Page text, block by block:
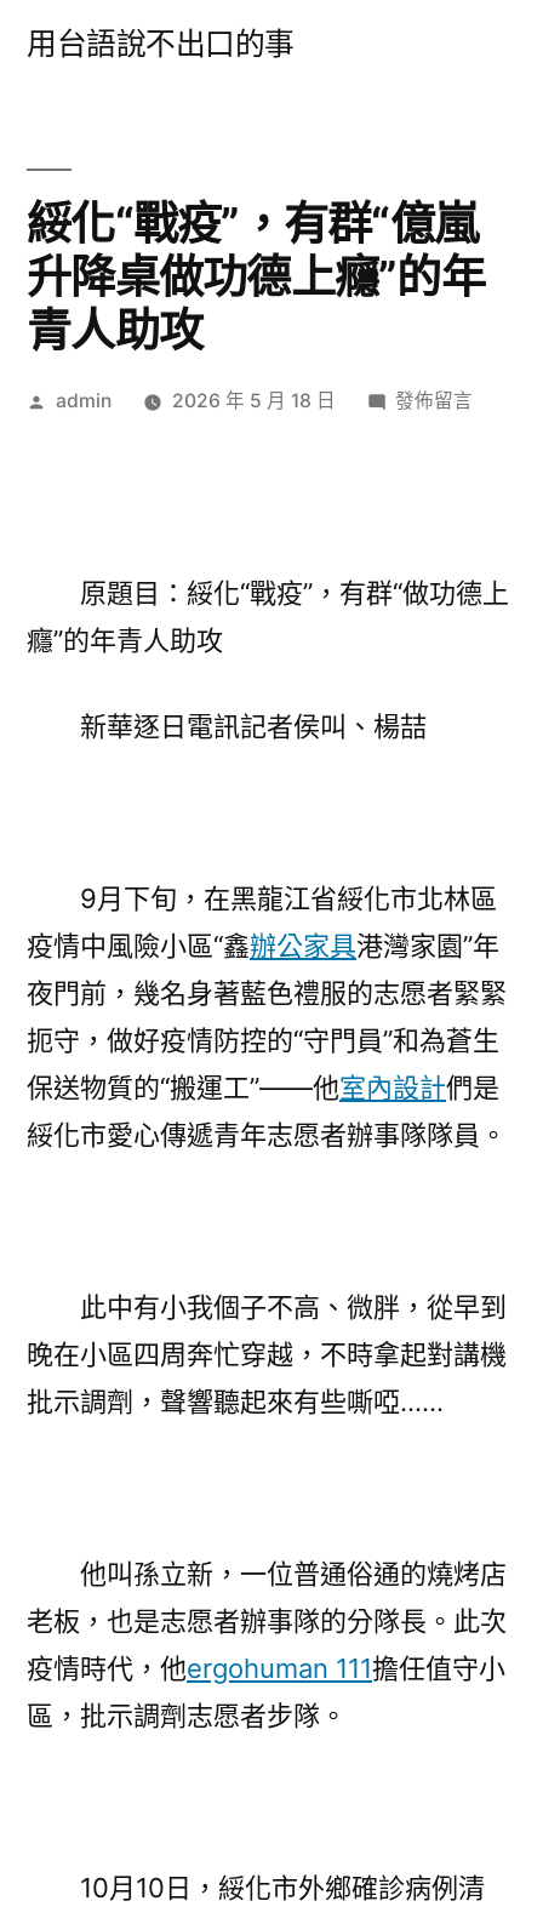
用台語說不出口的事
綏化“戰疫”，有群“億嵐
升降桌做功德上癮”的年
青人助攻
作
admin 2026 年 5 月 18 日
在
群
降
上
癮”
的
年
青
人
攻〉
發佈留言
原題目：綏化“戰疫”，有群“做功德上
癮”的年青人助攻
新華逐日電訊記者侯叫、楊喆
9月下旬，在黑龍江省綏化市北林區
疫情中風險小區“鑫辦公家具港灣家園”年
夜門前，幾名身著藍色禮服的志愿者緊緊
扼守，做好疫情防控的“守門員”和為蒼生
保送物質的“搬運工”——他室內設計們是
綏化市愛心傳遞青年志愿者辦事隊隊員。
此中有小我個子不高、微胖，從早到
晚在小區四周奔忙穿越，不時拿起對講機
批示調劑，聲響聽起來有些嘶啞……
他叫孫立新，一位普通俗通的燒烤店
老板，也是志愿者辦事隊的分隊長。此次
疫情時代，他ergohuman 111擔任值守小
區，批示調劑志愿者步隊。
10月10日，綏化市外鄉確診病例清